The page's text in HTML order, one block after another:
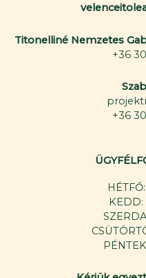
Titonelliné Nemzetes
+36
+36
KEDD: